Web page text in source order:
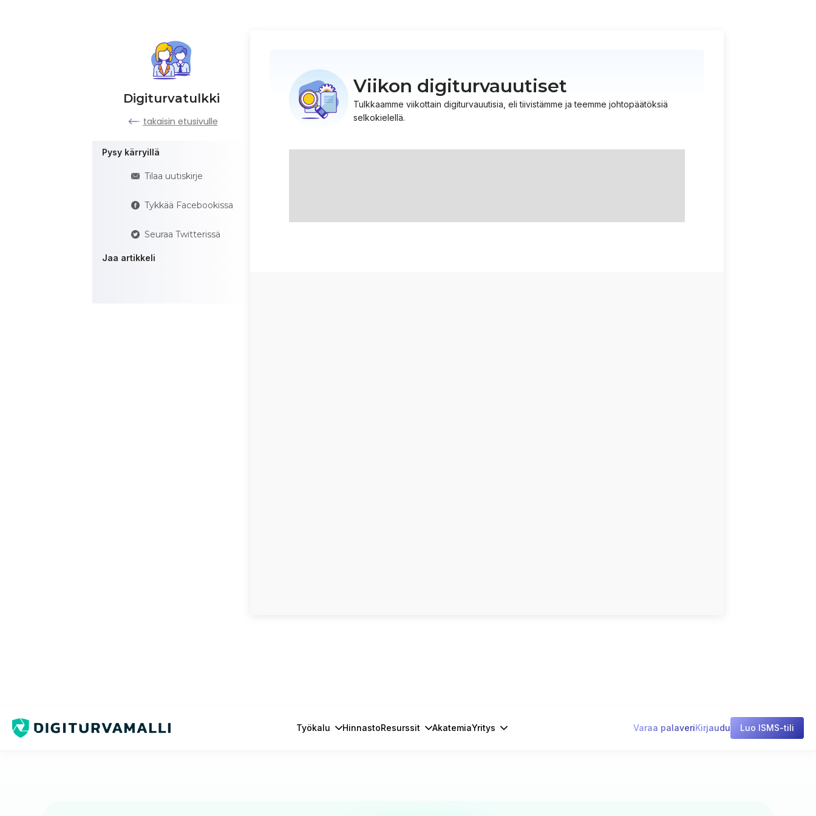
Digiturvatulkki
takaisin etusivulle
Pysy kärryillä
Tilaa uutiskirje
Tykkää Facebookissa
Seuraa Twitterissä
Jaa artikkeli
Viikon digiturvauutiset
Tulkkaamme viikottain digiturvauutisia, eli tiivistämme ja teemme johtopäätöksiä
selkokielellä.
Työkalu HinnastoResurssit AkatemiaYritys Varaa palaveriKirjaudu Luo ISMS-tili